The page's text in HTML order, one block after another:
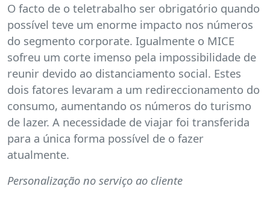
O facto de o teletrabalho ser obrigatório quando
possível teve um enorme impacto nos números
do segmento corporate. Igualmente o MICE
sofreu um corte imenso pela impossibilidade de
reunir devido ao distanciamento social. Estes
dois fatores levaram a um redireccionamento do
consumo, aumentando os números do turismo
de lazer. A necessidade de viajar foi transferida
para a única forma possível de o fazer
atualmente.
Personalização no serviço ao cliente